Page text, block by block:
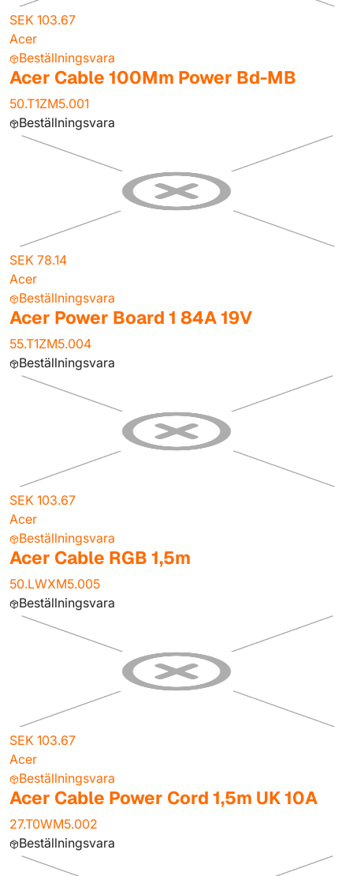
SEK 103.67
Acer
Beställningsvara
Acer Cable 100Mm Power Bd-MB
50.T1ZM5.001
Beställningsvara
SEK 78.14
Acer
Beställningsvara
Acer Power Board 1 84A 19V
55.T1ZM5.004
Beställningsvara
SEK 103.67
Acer
Beställningsvara
Acer Cable RGB 1,5m
50.LWXM5.005
Beställningsvara
SEK 103.67
Acer
Beställningsvara
Acer Cable Power Cord 1,5m UK 10A
27.T0WM5.002
Beställningsvara